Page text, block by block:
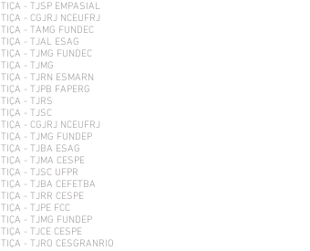
- TJSP EMPASIAL
- CGJRJ NCEUFRJ
- TAMG FUNDEC
- TJAL ESAG
- TJMG FUNDEC
- TJMG
- TJRN ESMARN
- TJPB FAPERG
- TJRS
- TJSC
- CGJRJ NCEUFRJ
- TJMG FUNDEP
- TJBA ESAG
- TJMA CESPE
- TJSC UFPR
- TJBA CEFETBA
- TJRR CESPE
- TJPE FCC
- TJMG FUNDEP
- TJCE CESPE
- TJRO CESGRANRIO